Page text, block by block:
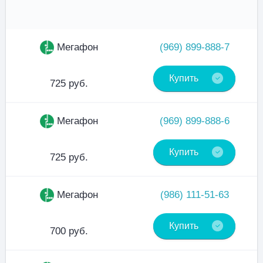
Мегафон (969) 899-888-7
725 руб. Купить
Мегафон (969) 899-888-6
725 руб. Купить
Мегафон (986) 111-51-63
700 руб. Купить